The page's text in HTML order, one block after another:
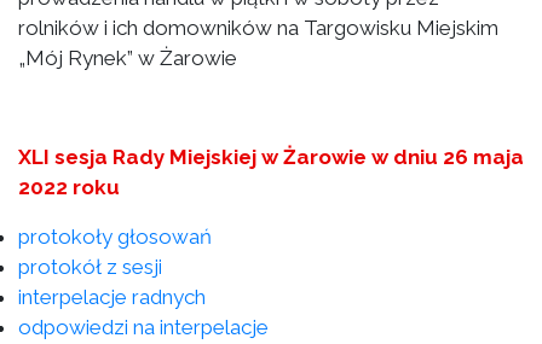
rolników i ich domowników na Targowisku Miejskim
„Mój Rynek” w Żarowie
XLI sesja Rady Miejskiej w Żarowie w dniu 26 maja
2022 roku
protokoły głosowań
protokół z sesji
interpelacje radnych
odpowiedzi na interpelacje